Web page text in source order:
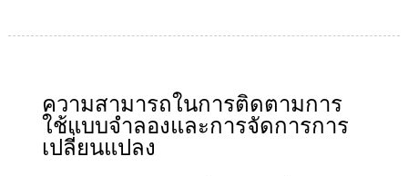
ความสามารถในการติดตามการ
ใช้แบบจำลองและการจัดการการ
เปลี่ยนแปลง